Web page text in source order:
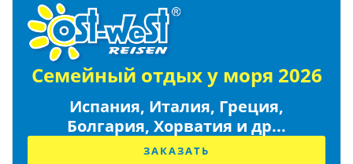
Семейный отдых у моря 2026
Испания, Италия, Греция,
Болгария, Хорватия и др...
ЗАКАЗАТЬ